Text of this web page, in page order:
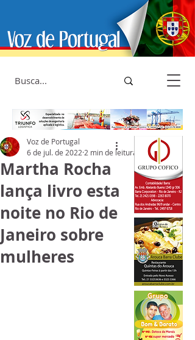
Martha Rocha
lança livro esta
noite no Rio de
Janeiro sobre
mulheres
Voz de Portugal
6 de jul. de 2022 2 min de leitura